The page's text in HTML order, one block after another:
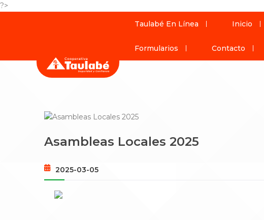
?>
Taulabé En Línea
Inicio
Formularios Contacto
Asambleas Locales 2025
2025-03-05